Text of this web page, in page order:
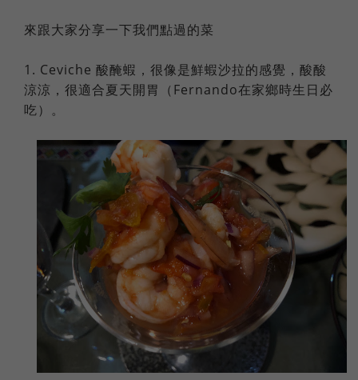
來跟大家分享一下我們點過的菜
1. Ceviche 酸醃蝦，很像是鮮蝦沙拉的感覺，酸酸
涼涼，很適合夏天開胃（Fernando在家鄉時生日必
吃）。